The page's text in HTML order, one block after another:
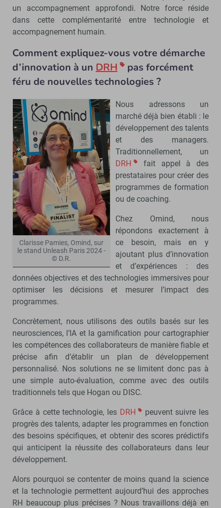
un accompagnement approfondi. Notre force réside
dans cette complémentarité entre technologie et
accompagnement humain.
Comment expliquez-vous votre démarche
d’innovation à un DRH
pas forcément
féru de nouvelles technologies ?
Clarisse Pamies, Omind, sur
le stand Unleash Paris 2024 -
© D.R.
Nous adressons un
marché déjà bien établi : le
développement des talents
et des managers.
Traditionnellement, un
DRH
fait appel à des
prestataires pour créer des
programmes de formation
ou de coaching.
Chez Omind, nous
répondons exactement à
ce besoin, mais en y
ajoutant plus d’innovation
et d’expériences : des
données objectives et des technologies immersives pour
optimiser les décisions et mesurer l’impact des
programmes.
Concrètement, nous utilisons des outils basés sur les
neurosciences, l’IA et la gamification pour cartographier
les compétences des collaborateurs de manière fiable et
précise afin d’établir un plan de développement
personnalisé. Nos solutions ne se limitent donc pas à
une simple auto-évaluation, comme avec des outils
traditionnels tels que Hogan ou DISC.
Grâce à cette technologie, les DRH
peuvent suivre les
progrès des talents, adapter les programmes en fonction
des besoins spécifiques, et obtenir des scores prédictifs
qui anticipent la réussite des collaborateurs dans leur
développement.
Alors pourquoi se contenter de moins quand la science
et la technologie permettent aujourd’hui des approches
RH beaucoup plus précises ? Nous travaillons déjà en